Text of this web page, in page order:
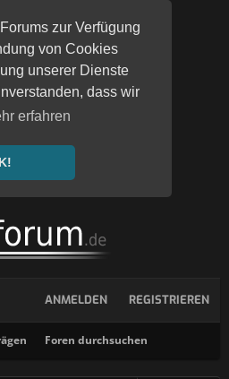
zur Verfügung
von Cookies
unserer Dienste
dass wir
erfahren
Foren durchsuchen
ANMELDEN REGISTRIEREN